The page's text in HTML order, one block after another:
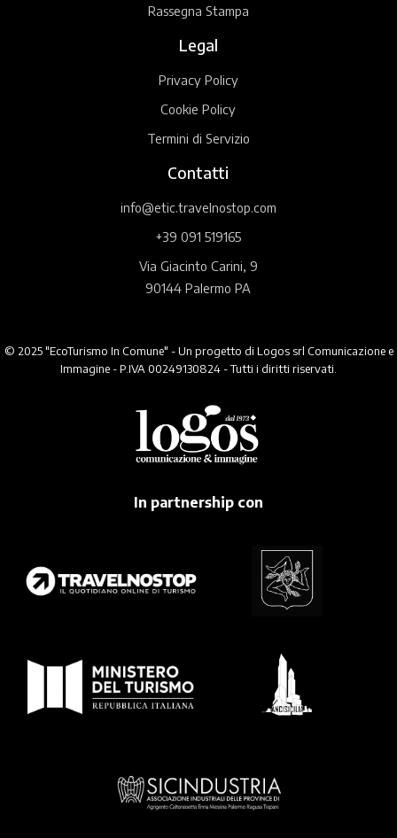
Rassegna Stampa
Legal
Privacy Policy
Cookie Policy
Termini di Servizio
Contatti
info@etic.travelnostop.com
+39 091 519165
Via Giacinto Carini, 9
90144 Palermo PA
© 2025 "EcoTurismo In Comune" - Un progetto di Logos srl Comunicazione e
Immagine - P.IVA 00249130824 - Tutti i diritti riservati.
In partnership con